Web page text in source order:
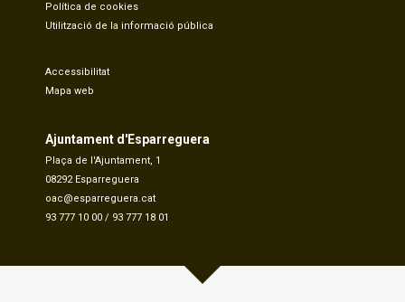
Política de cookies
Utilització de la informació pública
Accessibilitat
Mapa web
Ajuntament d'Esparreguera
Plaça de l'Ajuntament, 1
08292 Esparreguera
oac@esparreguera.cat
93 777 10 00 / 93 777 18 01